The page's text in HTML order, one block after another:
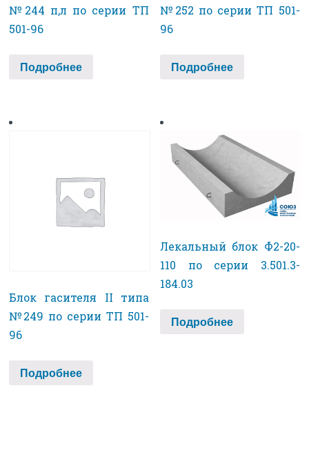
№244 п,л по серии ТП
501-96
Подробнее
№252 по серии ТП 501-
96
Подробнее
Блок гасителя II типа
№249 по серии ТП 501-
96
Подробнее
Лекальный блок Ф2-20-
110 по серии 3.501.3-
184.03
Подробнее